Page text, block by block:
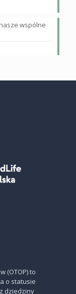
wspólne
(OTOP) to
o statusie
dziedziny